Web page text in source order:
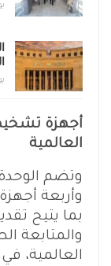
أجهزة
العالمية
وتضم
وأربعة
بما يتيح
والمتابعة
العالمية،